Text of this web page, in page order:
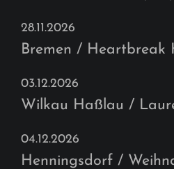
28.11.2026
Bremen / Heartbreak
03.12.2026
Wilkau Haßlau /
04.12.2026
Henningsdorf /